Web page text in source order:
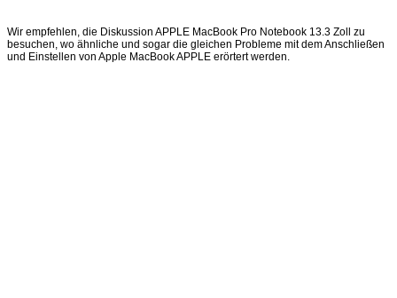
Wir empfehlen, die Diskussion APPLE MacBook Pro Notebook 13.3 Zoll zu
besuchen, wo ähnliche und sogar die gleichen Probleme mit dem Anschließen
und Einstellen von Apple MacBook APPLE erörtert werden.